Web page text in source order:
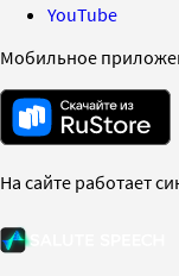
YouTube
Мобильное
На сайте работает